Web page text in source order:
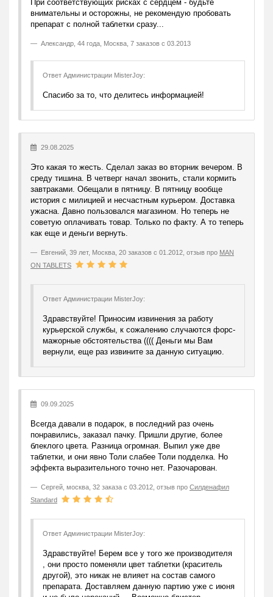
При соответствующих рисках с сердцем - будьте
внимательны и осторожны, не рекомендую пробовать
препарат с полной таблетки сразу...
Александр 44 года, Москва, 7 заказов с 03.2013
Ответ Администрации MisterJoy:
Спасибо за то, что делитесь информацией!
29.08.2025
Это какая то жесть. Сделал заказ во вторник вечером. В
среду тишина. В четверг начал звонить, стали кормить
завтраками. Обещали в пятницу. В пятницу вообще
история с милицией и несчастным курьером. Доставка
ужасна. Давно пользовался магазином. Но теперь не
советую оплачивать товар. Только по факту. А то теперь
как еще и деньги вернуть.
Евгений 39 лет, Москва, 20 заказов с 01.2012, отзыв про MAN
ON TABLETS
Ответ Администрации MisterJoy:
Здравствуйте! Приносим извинения за работу
курьерской службы, к сожалению случаются форс-
мажорные обстоятельства (((( Деньги мы Вам
вернули, еще раз извините за данную ситуацию.
09.09.2025
Всегда давали в подарок, в последний раз очень
понравились, заказал пачку. Пришли другие, более
блеклого цвета. Разница огромная. Выпил уже две
таблетки, и они явно Толи слабее Толи подделка. Но
эффекта выразительного точно нет. Разочарован.
Сергей москва, 32 заказа с 03.2012, отзыв про Силденафил
Standard
Ответ Администрации MisterJoy:
Здравствуйте! Берем все у того же производителя
, они просто поменяли цвет таблетки (краситель
другой), это никак не влияет на состав самого
препарата. Доставляем данную партию уже с июня